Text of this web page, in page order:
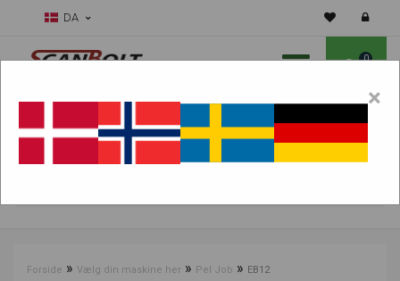
DA
0
Forside » Vælg din maskine her » Pel Job » EB12
×